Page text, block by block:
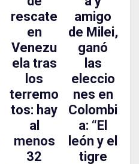
rescate
en
Venezu
ela tras
los
terremo
tos: hay
al
menos
32
amigo
de Milei,
ganó
las
eleccio
nes en
Colombi
a: “El
león y el
tigre